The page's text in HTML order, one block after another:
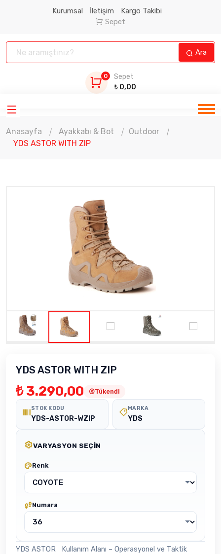
Kurumsal İletişim
Kargo Takibi
Sepet
Ara
0
Sepet
₺ 0,00
Anasayfa Ayakkabı & Bot
Outdoor
YDS ASTOR WITH ZIP
YDS ASTOR WITH ZIP
₺ 3.290,00 Tükendi
STOK KODU
YDS-ASTOR-WZIP
MARKA
YDS
VARYASYON SEÇIN
Renk
Numara
YDS ASTOR Kullanım Alanı – Operasyonel ve Taktik